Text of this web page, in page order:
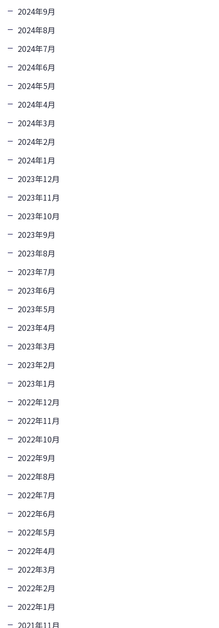
2024年9月
2024年8月
2024年7月
2024年6月
2024年5月
2024年4月
2024年3月
2024年2月
2024年1月
2023年12月
2023年11月
2023年10月
2023年9月
2023年8月
2023年7月
2023年6月
2023年5月
2023年4月
2023年3月
2023年2月
2023年1月
2022年12月
2022年11月
2022年10月
2022年9月
2022年8月
2022年7月
2022年6月
2022年5月
2022年4月
2022年3月
2022年2月
2022年1月
2021年11月